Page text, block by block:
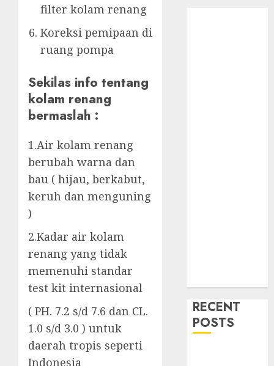
filter kolam renang
Koreksi pemipaan di
ruang pompa
Sekilas info tentang
kolam renang
bermaslah :
1.Air kolam renang
berubah warna dan
bau ( hijau, berkabut,
keruh dan menguning
)
2.Kadar air kolam
renang yang tidak
memenuhi standar
test kit internasional
( PH. 7.2 s/d 7.6 dan CL.
1.0 s/d 3.0 ) untuk
daerah tropis seperti
Indonesia
RECENT
POSTS